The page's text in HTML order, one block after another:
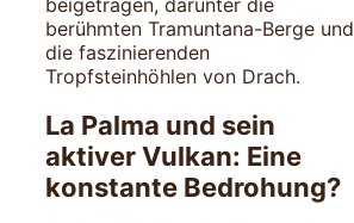
beigetragen, darunter die
berühmten Tramuntana-Berge und
die faszinierenden
Tropfsteinhöhlen von Drach.
La Palma und sein
aktiver Vulkan: Eine
konstante Bedrohung?